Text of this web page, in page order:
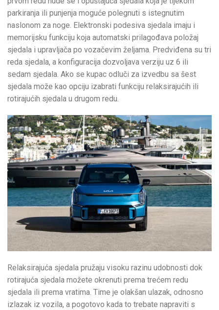
parkiranja ili punjenja moguće polegnuti s istegnutim
naslonom za noge. Elektronski podesiva sjedala imaju i
memorijsku funkciju koja automatski prilagođava položaj
sjedala i upravljača po vozačevim željama. Predviđena su tri
reda sjedala, a konfiguracija dozvoljava verziju uz 6 ili
sedam sjedala. Ako se kupac odluči za izvedbu sa šest
sjedala može kao opciju izabrati funkciju relaksirajućih ili
rotirajućih sjedala u drugom redu.
Relaksirajuća sjedala pružaju visoku razinu udobnosti dok
rotirajuća sjedala možete okrenuti prema trećem redu
sjedala ili prema vratima. Time je olakšan ulazak, odnosno
izlazak iz vozila, a pogotovo kada to trebate napraviti s